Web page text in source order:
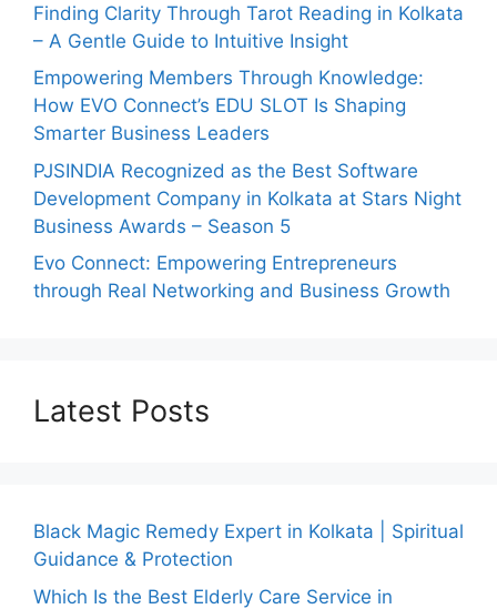
Finding Clarity Through Tarot Reading in Kolkata
– A Gentle Guide to Intuitive Insight
Empowering Members Through Knowledge:
How EVO Connect’s EDU SLOT Is Shaping
Smarter Business Leaders
PJSINDIA Recognized as the Best Software
Development Company in Kolkata at Stars Night
Business Awards – Season 5
Evo Connect: Empowering Entrepreneurs
through Real Networking and Business Growth
Latest Posts
Black Magic Remedy Expert in Kolkata | Spiritual
Guidance & Protection
Which Is the Best Elderly Care Service in